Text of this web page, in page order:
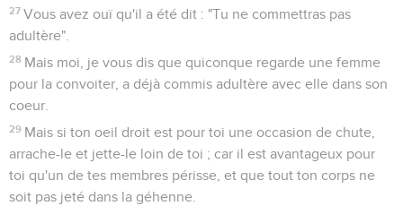
27 Vous avez ouï qu'il a été dit : "Tu ne commettras pas
adultère".
28 Mais moi, je vous dis que quiconque regarde une femme
pour la convoiter, a déjà commis adultère avec elle dans son
coeur.
29 Mais si ton oeil droit est pour toi une occasion de chute,
arrache-le et jette-le loin de toi ; car il est avantageux pour
toi qu'un de tes membres périsse, et que tout ton corps ne
soit pas jeté dans la géhenne.